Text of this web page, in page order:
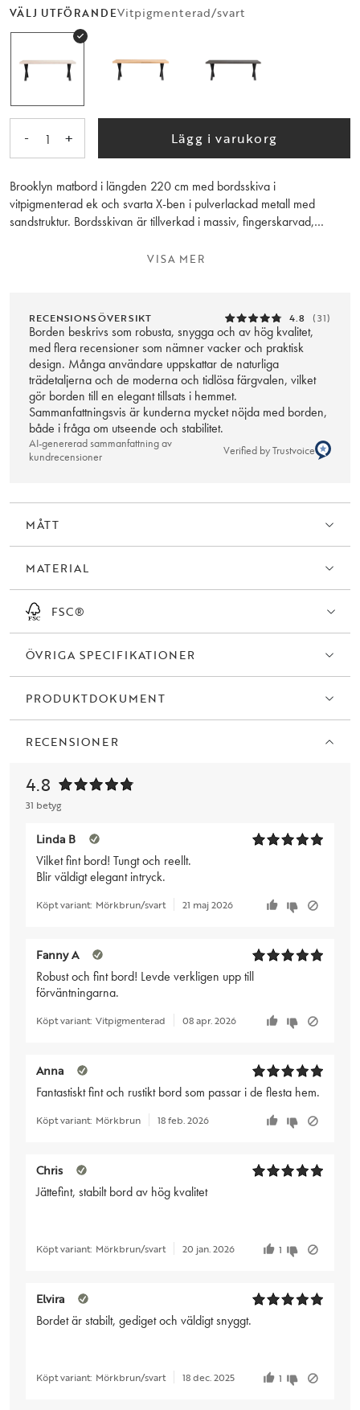
VÄLJ UTFÖRANDEVitpigmenterad/svart
- 1 + Lägg i varukorg
Brooklyn matbord i längden 220 cm med bordsskiva i
vitpigmenterad ek och svarta X-ben i pulverlackad metall med
sandstruktur. Bordsskivan är tillverkad i massiv, fingerskarvad,
slät finish. Skivan kan kompletteras med 1 eller 2 tilläggsskivor a 50
färg/utförande, storlek och typ av underrede. I den breda Brooklyn
Serien ingår även förvaring, soffbord och tv-bänk - samtliga delar är
FSC®-certifierade.
Tänk på att oljebehandlade ytor ska behandlas med möbelolja innan
den används och sedan regelbundet 2- 3 gånger per år. Detta
gäller speciellt ett matbords toppskiva, för att bibehålla
motståndskraft mot fläckar och repor. Innan inoljning av möbeln
behöver ytan rengöras för att få bort smuts och fett, en trärengöring
VISA MER
RECENSIONSÖVERSIKT 4.8 (31)
Borden beskrivs som robusta, snygga och av hög kvalitet,
med flera recensioner som nämner vacker och praktisk
design. Många användare uppskattar de naturliga
trädetaljerna och de moderna och tidlösa färgvalen, vilket
gör borden till en elegant tillsats i hemmet.
Sammanfattningsvis är kunderna mycket nöjda med borden,
både i fråga om utseende och stabilitet.
AI-genererad sammanfattning av
kundrecensioner
Verified by Trustvoice
MÅTT
MATERIAL
FSC®
ÖVRIGA SPECIFIKATIONER
PRODUKTDOKUMENT
RECENSIONER
4.8
31 betyg
Linda B
Vilket fint bord! Tungt och reellt.
Blir väldigt elegant intryck.
Köpt variant: Mörkbrun/svart 21 maj 2026
Fanny A
Robust och fint bord! Levde verkligen upp till
förväntningarna.
Köpt variant: Vitpigmenterad 08 apr. 2026
Anna
Fantastiskt fint och rustikt bord som passar i de flesta hem.
Köpt variant: Mörkbrun 18 feb. 2026
Chris
Jättefint, stabilt bord av hög kvalitet
Köpt variant: Mörkbrun/svart 20 jan. 2026 1
Elvira
Bordet är stabilt, gediget och väldigt snyggt.
Köpt variant: Mörkbrun/svart 18 dec. 2025 1